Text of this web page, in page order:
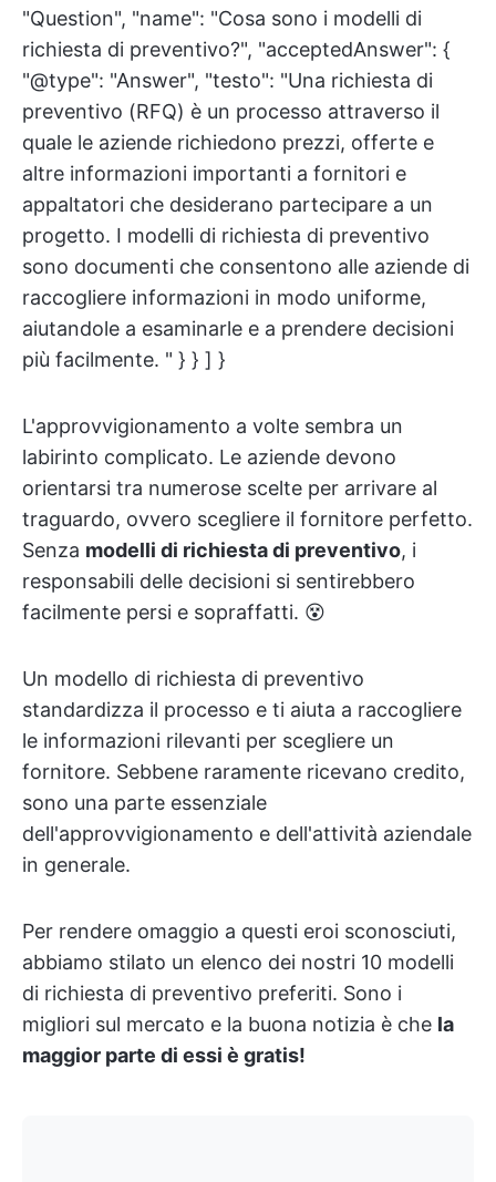
"Question", "name": "Cosa sono i modelli di
richiesta di preventivo?", "acceptedAnswer": {
"@type": "Answer", "testo": "Una richiesta di
preventivo (RFQ) è un processo attraverso il
quale le aziende richiedono prezzi, offerte e
altre informazioni importanti a fornitori e
appaltatori che desiderano partecipare a un
progetto. I modelli di richiesta di preventivo
sono documenti che consentono alle aziende di
raccogliere informazioni in modo uniforme,
aiutandole a esaminarle e a prendere decisioni
più facilmente. " } } ] }
L'approvvigionamento a volte sembra un
labirinto complicato. Le aziende devono
orientarsi tra numerose scelte per arrivare al
traguardo, ovvero scegliere il fornitore perfetto.
Senza modelli di richiesta di preventivo, i
responsabili delle decisioni si sentirebbero
facilmente persi e sopraffatti. 😵
Un modello di richiesta di preventivo
standardizza il processo e ti aiuta a raccogliere
le informazioni rilevanti per scegliere un
fornitore. Sebbene raramente ricevano credito,
sono una parte essenziale
dell'approvvigionamento e dell'attività aziendale
in generale.
Per rendere omaggio a questi eroi sconosciuti,
abbiamo stilato un elenco dei nostri 10 modelli
di richiesta di preventivo preferiti. Sono i
migliori sul mercato e la buona notizia è che la
maggior parte di essi è gratis!